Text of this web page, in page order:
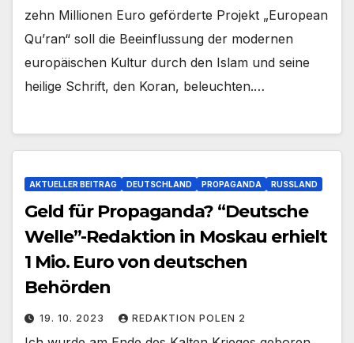
zehn Millionen Euro geförderte Projekt „European
Qu’ran“ soll die Beeinflussung der modernen
europäischen Kultur durch den Islam und seine
heilige Schrift, den Koran, beleuchten.…
AKTUELLER BEITRAG DEUTSCHLAND PROPAGANDA RUSSLAND
Geld für Propaganda? “Deutsche
Welle”-Redaktion in Moskau erhielt
1 Mio. Euro von deutschen
Behörden
19. 10. 2023 REDAKTION POLEN 2